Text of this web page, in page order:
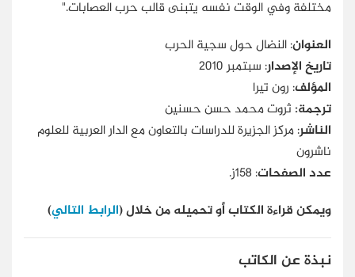
مختلفة وفي الوقت نفسه يتبنى قالب حرب العصابات."
العنوان: النضال حول سجية الحرب
تاريخ الإصدار: سبتمبر 2010
المؤلف: رون تيرا
ترجمة:ثروت محمد حسن حسنين
الناشر: مركز الجزيرة للدراسات بالتعاون مع الدار العربية للعلوم
ناشرون
عدد الصفحات: 158ز
.
ويمكن قراءة الكتاب أو تحميله من خلال (الرابط التالي)
نبذة عن الكاتب